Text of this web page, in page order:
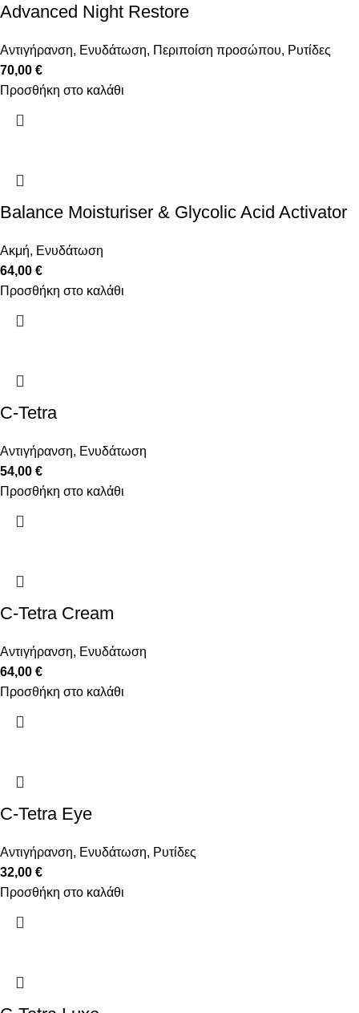
Advanced Night Restore
Αντιγήρανση, Ενυδάτωση, Περιποίση προσώπου, Ρυτίδες
70,00 €
Προσθήκη στο καλάθι
Balance Moisturiser & Glycolic Acid Activator
Ακμή, Ενυδάτωση
64,00 €
Προσθήκη στο καλάθι
C-Tetra
Αντιγήρανση, Ενυδάτωση
54,00 €
Προσθήκη στο καλάθι
C-Tetra Cream
Αντιγήρανση, Ενυδάτωση
64,00 €
Προσθήκη στο καλάθι
C-Tetra Eye
Αντιγήρανση, Ενυδάτωση, Ρυτίδες
32,00 €
Προσθήκη στο καλάθι